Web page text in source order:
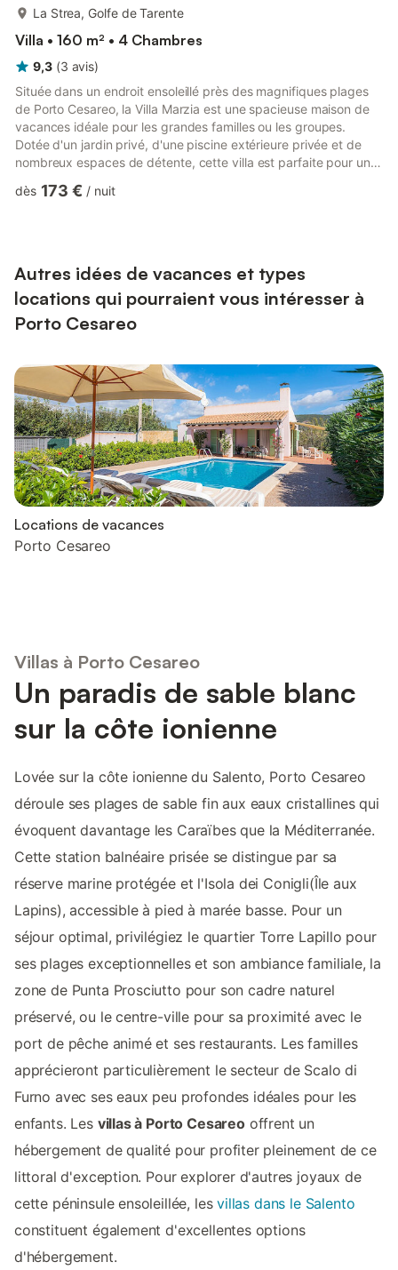
La Strea, Golfe de Tarente
Villa • 160 m² • 4 Chambres
9,3 (3 avis)
Située dans un endroit ensoleillé près des magnifiques plages
de Porto Cesareo, la Villa Marzia est une spacieuse maison de
vacances idéale pour les grandes familles ou les groupes.
Dotée d'un jardin privé, d'une piscine extérieure privée et de
nombreux espaces de détente, cette villa est parfaite pour une
pourrez y prendre vos repas en plein air, vous prélasser au
dès 173 € / nuit
Autres idées de vacances et types
locations qui pourraient vous intéresser à
Porto Cesareo
Locations de vacances
Porto Cesareo
Villas à Porto Cesareo
Un paradis de sable blanc
sur la côte ionienne
Lovée sur la côte ionienne du Salento, Porto Cesareo
déroule ses plages de sable fin aux eaux cristallines qui
évoquent davantage les Caraïbes que la Méditerranée.
Cette station balnéaire prisée se distingue par sa
réserve marine protégée et l'Isola dei Conigli(Île aux
Lapins), accessible à pied à marée basse. Pour un
séjour optimal, privilégiez le quartier Torre Lapillo pour
ses plages exceptionnelles et son ambiance familiale, la
zone de Punta Prosciutto pour son cadre naturel
préservé, ou le centre-ville pour sa proximité avec le
port de pêche animé et ses restaurants. Les familles
apprécieront particulièrement le secteur de Scalo di
Furno avec ses eaux peu profondes idéales pour les
enfants. Les villas à Porto Cesareooffrent un
hébergement de qualité pour profiter pleinement de ce
littoral d'exception. Pour explorer d'autres joyaux de
cette péninsule ensoleillée, lesvillas dans le Salento
constituent également d'excellentes options
d'hébergement.